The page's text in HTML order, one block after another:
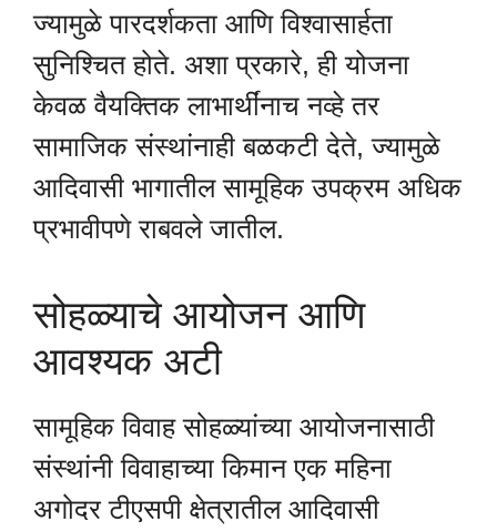
ज्यामुळे पारदर्शकता आणि विश्वासार्हता
सुनिश्चित होते. अशा प्रकारे, ही योजना
केवळ वैयक्तिक लाभार्थींनाच नव्हे तर
सामाजिक संस्थांनाही बळकटी देते, ज्यामुळे
आदिवासी भागातील सामूहिक उपक्रम अधिक
प्रभावीपणे राबवले जातील.
सोहळ्याचे आयोजन आणि
आवश्यक अटी
सामूहिक विवाह सोहळ्यांच्या आयोजनासाठी
संस्थांनी विवाहाच्या किमान एक महिना
अगोदर टीएसपी क्षेत्रातील आदिवासी